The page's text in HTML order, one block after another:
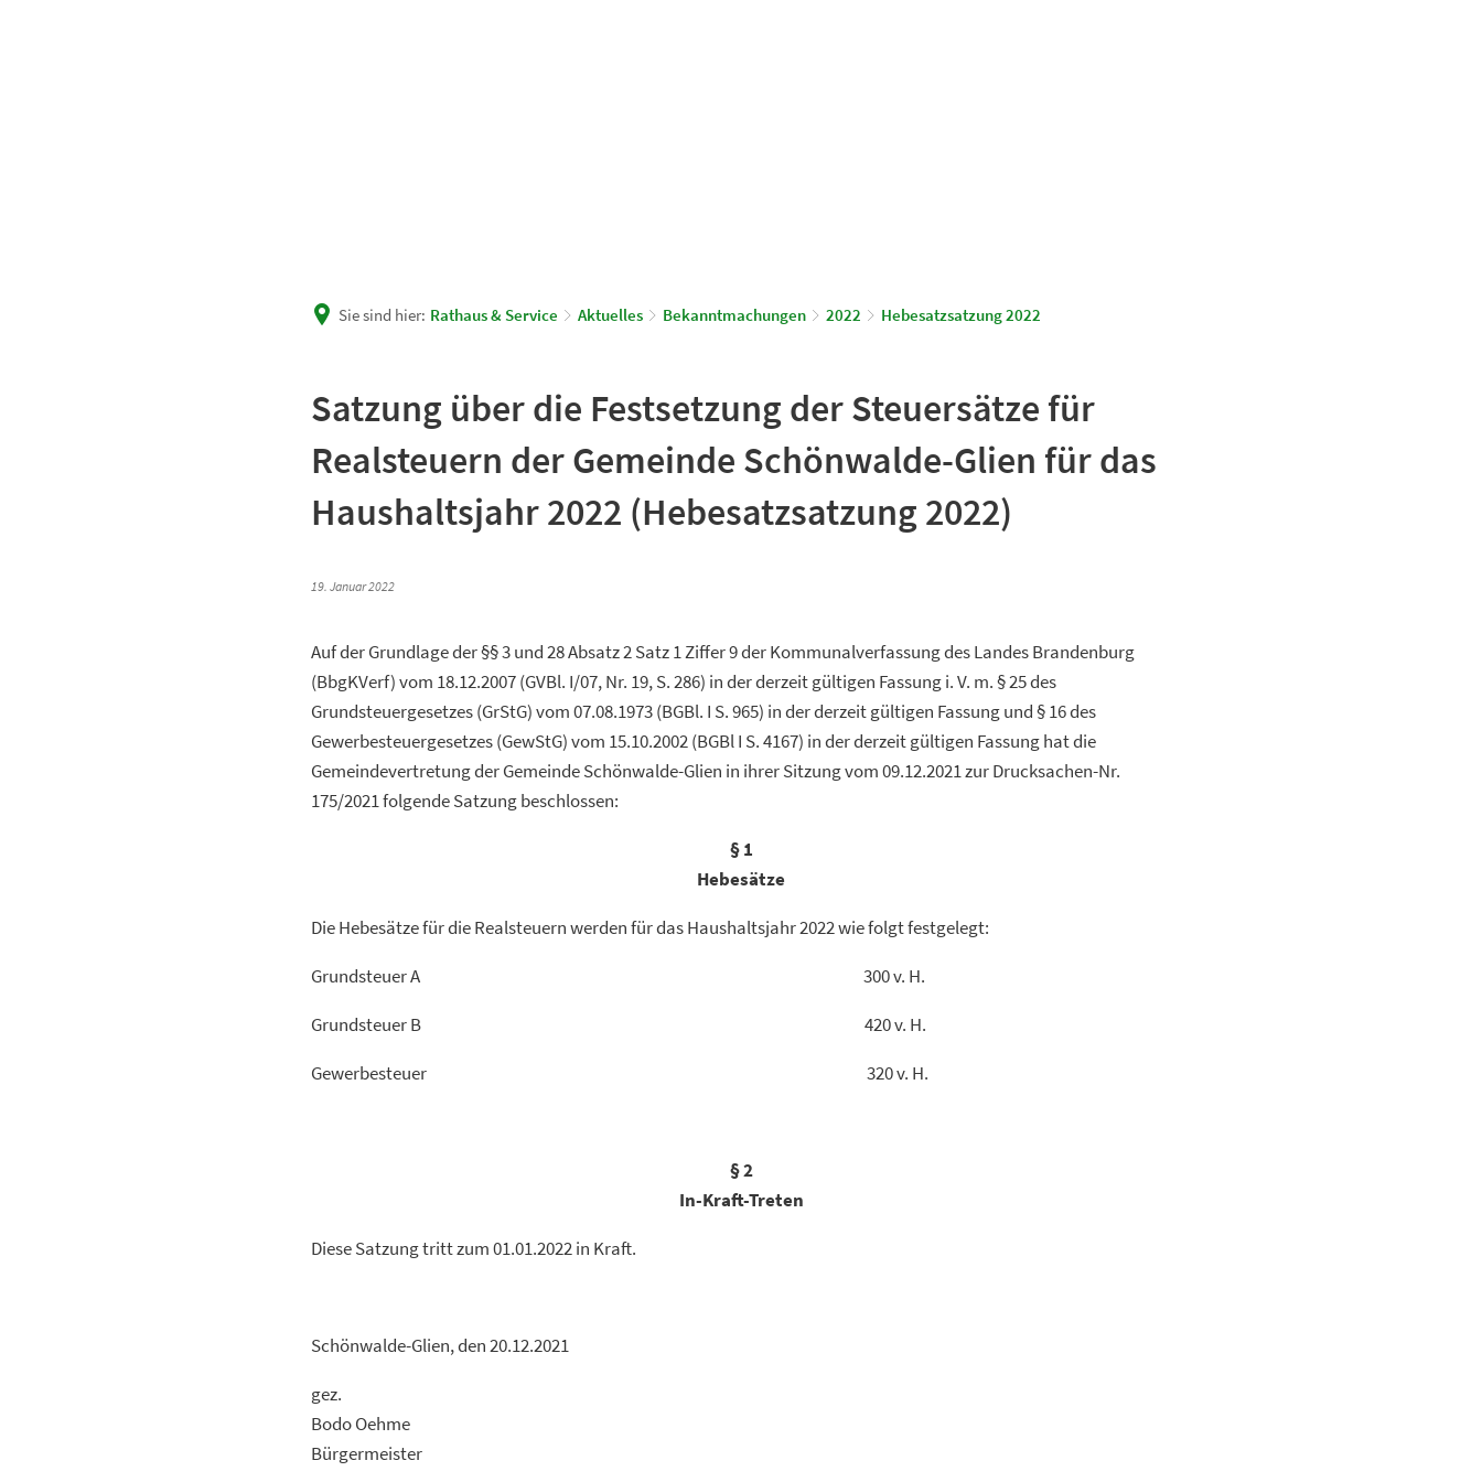
Sie sind hier: Rathaus & Service Aktuelles Bekanntmachungen 2022 Hebesatzsatzung 2022
Satzung über die Festsetzung der Steuersätze für
Realsteuern der Gemeinde Schönwalde-Glien für das
Haushaltsjahr 2022 (Hebesatzsatzung 2022)
19. Januar 2022
Auf der Grundlage der §§ 3 und 28 Absatz 2 Satz 1 Ziffer 9 der Kommunalverfassung des Landes Brandenburg
(BbgKVerf) vom 18.12.2007 (GVBl. I/07, Nr. 19, S. 286) in der derzeit gültigen Fassung i. V. m. § 25 des
Grundsteuergesetzes (GrStG) vom 07.08.1973 (BGBl. I S. 965) in der derzeit gültigen Fassung und § 16 des
Gewerbesteuergesetzes (GewStG) vom 15.10.2002 (BGBl I S. 4167) in der derzeit gültigen Fassung hat die
Gemeindevertretung der Gemeinde Schönwalde-Glien in ihrer Sitzung vom 09.12.2021 zur Drucksachen-Nr.
175/2021 folgende Satzung beschlossen:
§ 1
Hebesätze
Die Hebesätze für die Realsteuern werden für das Haushaltsjahr 2022 wie folgt festgelegt:
Grundsteuer A 300 v. H.
Grundsteuer B 420 v. H.
Gewerbesteuer 320 v. H.
§ 2
In-Kraft-Treten
Diese Satzung tritt zum 01.01.2022 in Kraft.
Schönwalde-Glien, den 20.12.2021
gez.
Bodo Oehme
Bürgermeister